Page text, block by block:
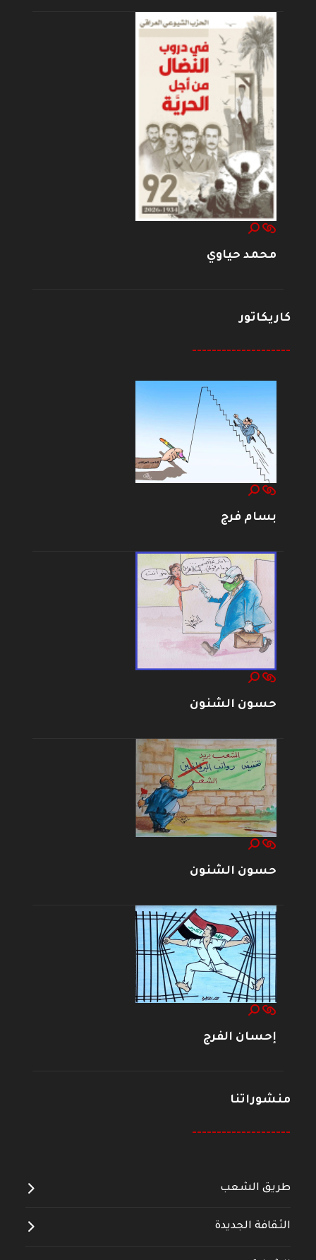
محمد حياوي
كاريكاتور
--------------------
بسام فرج
حسون الشنون
حسون الشنون
إحسان الفرج
منشوراتنا
--------------------
طريق الشعب
الثقافة الجديدة